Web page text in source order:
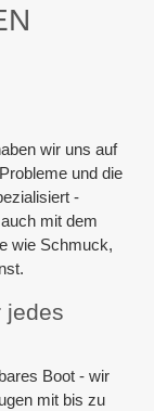
wir uns auf
und die
-
mit dem
wie Schmuck,
jedes
Boot - wir
mit bis zu